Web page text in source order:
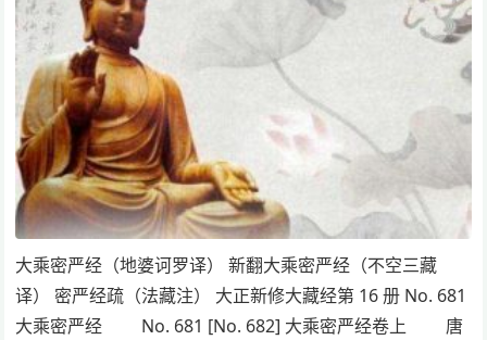
大乘密严经（地婆诃罗译） 新翻大乘密严经（不空三藏
译） 密严经疏（法藏注） 大正新修大藏经第 16 册 No. 681
大乘密严经 No. 681 [No. 682] 大乘密严经卷上 唐